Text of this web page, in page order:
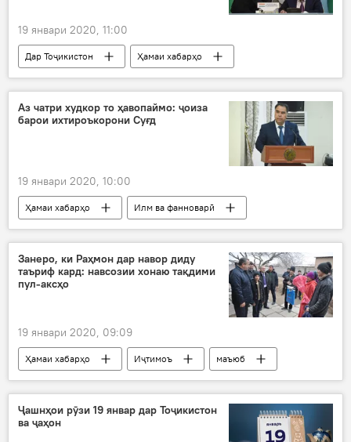
19 январи 2020, 11:00
Дар Тоҷикистон
Ҳамаи хабарҳо
Ожонси зидди фасод
боздошт
қонун
тағйирот
Аз чатри худкор то ҳавопаймо: ҷоиза
барои ихтироъкорони Суғд
19 январи 2020, 10:00
Ҳамаи хабарҳо
Илм ва фанноварӣ
Суғд
озмун
ғолиб
ихтироъкорӣ
Занеро, ки Раҳмон дар навор диду
таъриф кард: навсозии хонаю тақдими
пул-аксҳо
19 январи 2020, 09:09
Ҳамаи хабарҳо Иҷтимоъ
маъюб
хона
Дар Тоҷикистон Хатлон
Ҷашнҳои рӯзи 19 январ дар Тоҷикистон
ва ҷаҳон